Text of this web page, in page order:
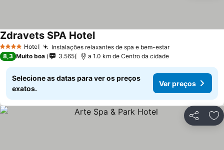
4 EstrelasHotel Instalações relaxantes de spa e bem-estarVer preços
Zdravets SPA HotelVer preços
8,3 Muito boa 3.565 a 1.0 km de Centro da cidade
Selecione as datas para ver os preços
exatos.
Ver preços
Partilhar